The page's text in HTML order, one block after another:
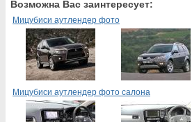
Возможна Вас заинтересует:
Мицубиси аутлендер фото
Мицубиси аутлендер фото салона